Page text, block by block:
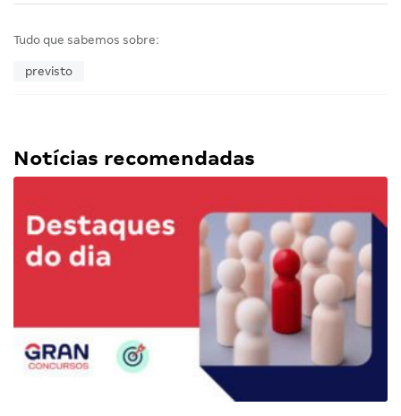
Tudo que sabemos sobre:
previsto
Notícias recomendadas